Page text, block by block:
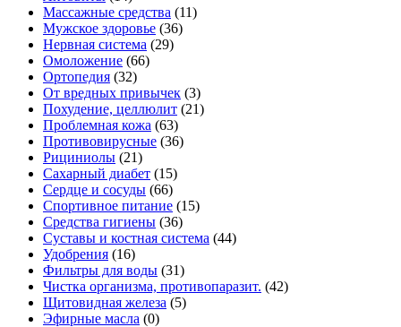
Массажные средства (11)
Мужское здоровье (36)
Нервная система (29)
Омоложение (66)
Ортопедия (32)
От вредных привычек (3)
Похудение, целлюлит (21)
Проблемная кожа (63)
Противовирусные (36)
Рициниолы (21)
Сахарный диабет (15)
Сердце и сосуды (66)
Спортивное питание (15)
Средства гигиены (36)
Суставы и костная система (44)
Удобрения (16)
Фильтры для воды (31)
Чистка организма, противопаразит. (42)
Щитовидная железа (5)
Эфирные масла (0)